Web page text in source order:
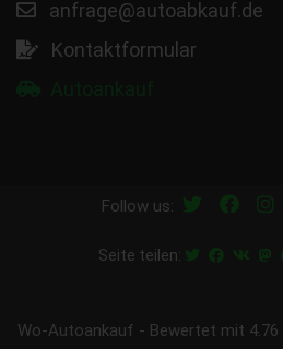
anfrage@autoabkauf.de
Kontaktformular
Follow us:
Seite teilen:
Wo-Autoankauf - Bewertet mit 4.76